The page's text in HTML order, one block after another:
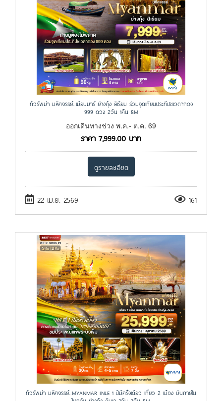
ทัวร์พม่า มหัศจรรย์..เมียนมาร์ ย่างกุ้ง สิเรียม ร่วมจุดเทียนประทีปชเวดากอง
999 ดวง 2วัน 1คืน 8M
ออกเดินทางช่วง พ.ค.- ต.ค. 69
ราคา 7,999.00 บาท
ดูรายละเอียด
22 เม.ย. 2569 161
ทัวร์พม่า มหัศจรรย์..MYANMAR INLE 1 ปีมีครั้งเดียว เที่ยว 2 เมือง บินภายใน